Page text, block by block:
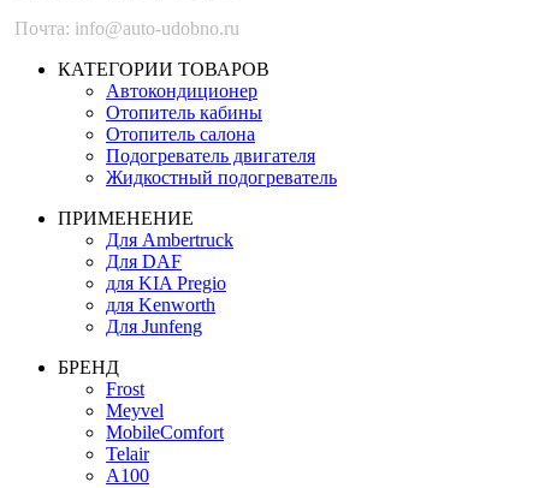
Почта: info@auto-udobno.ru
КАТЕГОРИИ ТОВАРОВ
Автокондиционер
Отопитель кабины
Отопитель салона
Подогреватель двигателя
Жидкостный подогреватель
ПРИМЕНЕНИЕ
Для Ambertruck
Для DAF
для KIA Pregio
для Kenworth
Для Junfeng
БРЕНД
Frost
Meyvel
MobileComfort
Telair
А100